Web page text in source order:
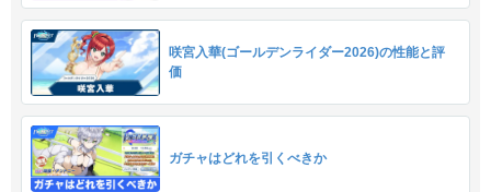
咲宮入華(ゴールデンライダー2026)の性能と評
価
ガチャはどれを引くべきか